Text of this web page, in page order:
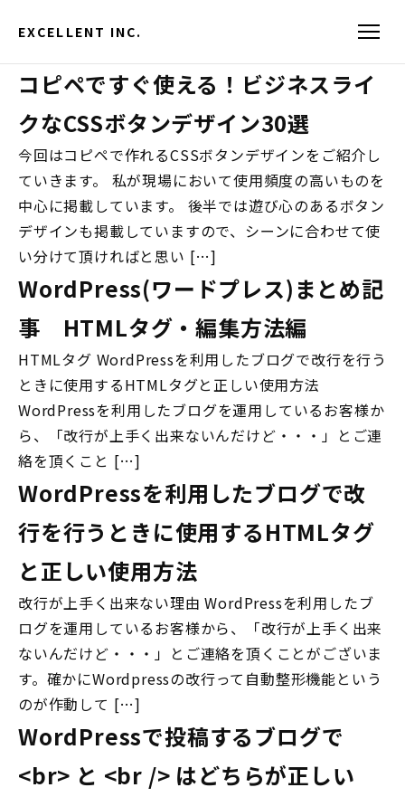
EXCELLENT INC.
コピペですぐ使える！ビジネスライ
クなCSSボタンデザイン30選
今回はコピペで作れるCSSボタンデザインをご紹介し
ていきます。 私が現場において使用頻度の高いものを
中心に掲載しています。 後半では遊び心のあるボタン
デザインも掲載していますので、シーンに合わせて使
い分けて頂ければと思い […]
WordPress(ワードプレス)まとめ記
事 HTMLタグ・編集方法編
HTMLタグ WordPressを利用したブログで改行を行う
ときに使用するHTMLタグと正しい使用方法
WordPressを利用したブログを運用しているお客様か
ら、「改行が上手く出来ないんだけど・・・」とご連
絡を頂くこと […]
WordPressを利用したブログで改
行を行うときに使用するHTMLタグ
と正しい使用方法
改行が上手く出来ない理由 WordPressを利用したブ
ログを運用しているお客様から、「改行が上手く出来
ないんだけど・・・」とご連絡を頂くことがございま
す。確かにWordpressの改行って自動整形機能という
のが作動して […]
WordPressで投稿するブログで
<br> と <br /> はどちらが正しい